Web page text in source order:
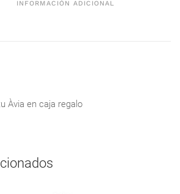
INFORMACIÓN ADICIONAL
Àvia en caja regalo